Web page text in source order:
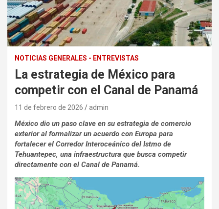
NOTICIAS GENERALES - ENTREVISTAS
La estrategia de México para
competir con el Canal de Panamá
11 de febrero de 2026 admin
México dio un paso clave en su estrategia de comercio
exterior al formalizar un acuerdo con Europa para
fortalecer el Corredor Interoceánico del Istmo de
Tehuantepec, una infraestructura que busca competir
directamente con el Canal de Panamá.